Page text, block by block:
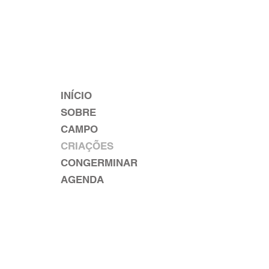
INÍCIO
SOBRE
CAMPO
CRIAÇÕES
CONGERMINAR
AGENDA